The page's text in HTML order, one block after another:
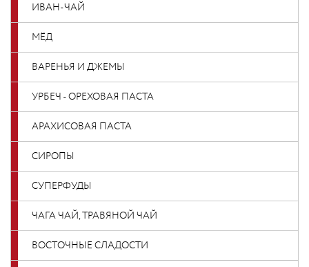
КОНТАКТЫ
НОВИНКИ
ОПТОВИКАМ
КАБИНЕТ
ИВАН-ЧАЙ
МЁД
ВАРЕНЬЯ И ДЖЕМЫ
УРБЕЧ - ОРЕХОВАЯ ПАСТА
АРАХИСОВАЯ ПАСТА
СИРОПЫ
СУПЕРФУДЫ
ЧАГА ЧАЙ, ТРАВЯНОЙ ЧАЙ
ВОСТОЧНЫЕ СЛАДОСТИ